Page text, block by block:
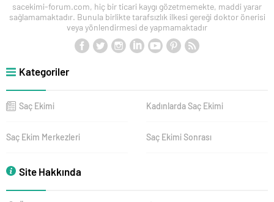
sacekimi-forum.com, hiç bir ticari kaygı gözetmemekte, maddi yarar
sağlamamaktadır. Bunula birlikte tarafsızlık ilkesi gereği doktor önerisi
veya yönlendirmesi de yapmamaktadır
Kategoriler
Saç Ekimi Kadınlarda Saç Ekimi
Saç Ekim Merkezleri Saç Ekimi Sonrası
Site Hakkında